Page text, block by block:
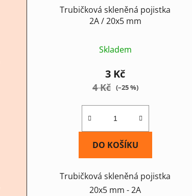
Trubičková skleněná pojistka
2A / 20x5 mm
Skladem
3 Kč
4 Kč (–25 %)
DO KOŠÍKU
Trubičková skleněná pojistka
20x5 mm - 2A